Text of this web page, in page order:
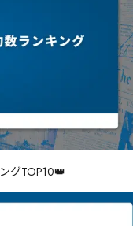
㈅ǒǛǗǓ㈏忕㈉㈍ㇵ㈈敌删㈗謟ㇲ
㈳㇏㈕㈳㈜㉜㊨㊿㋑㊚㊡㉼㊮㈦荔
镮㊌㉆㉍㉣杮吅憅㉢㈃鋫幏㉳倳㉵
賑㊍唄軈㊔攻㊪㊪㊆㈰
グTOP10👑